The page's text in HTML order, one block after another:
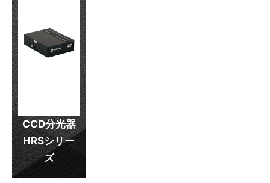
CCD分光器
HRSシリー
ズ